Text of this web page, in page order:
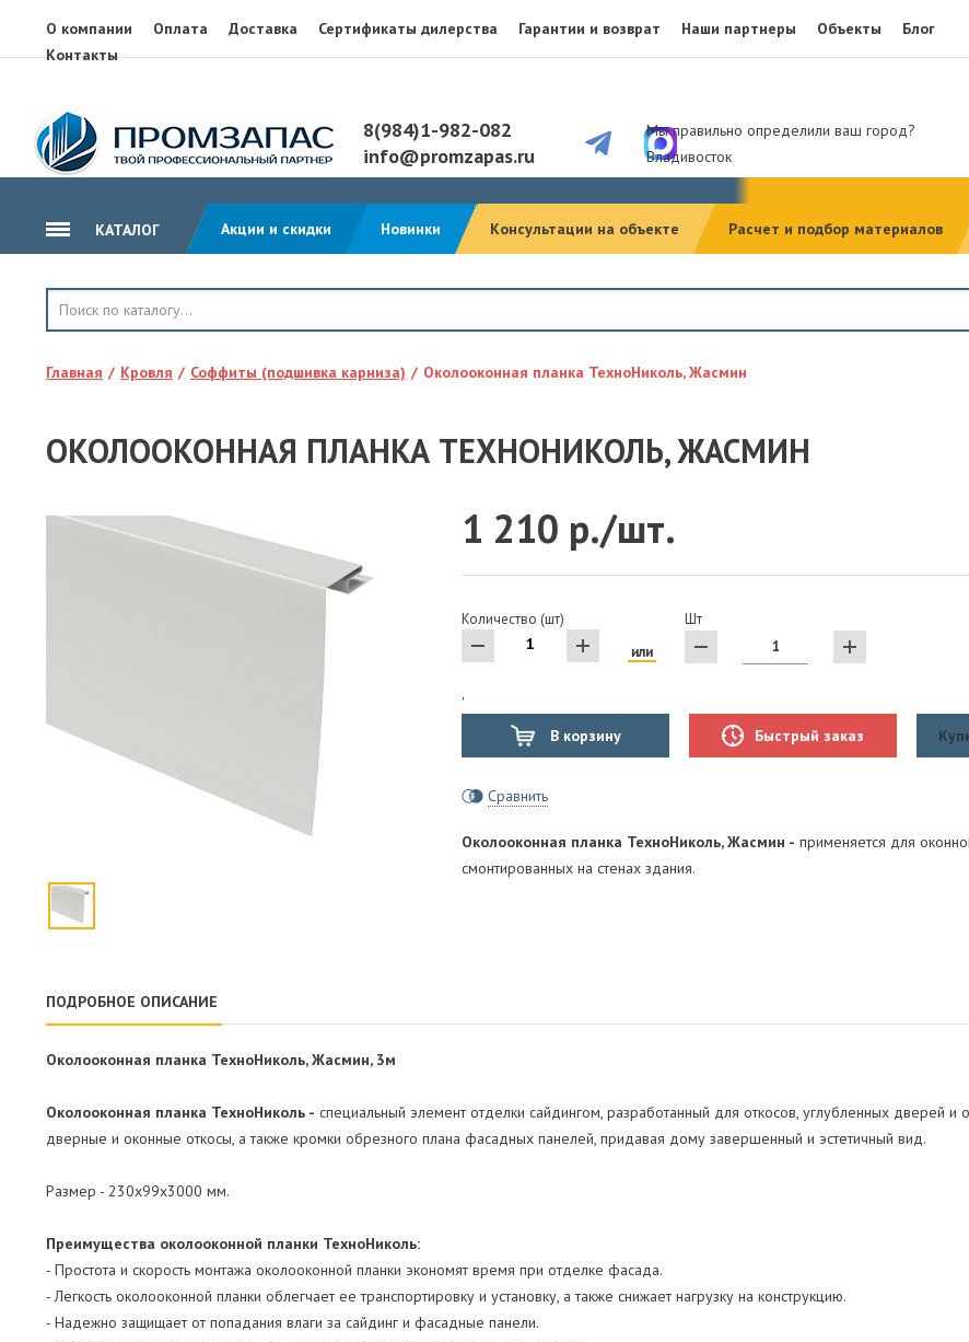
О компании Оплата Доставка Сертификаты дилерства Гарантии и возврат Наши партнеры Объекты
Блог
Контакты
8(984)1-982-082
info@promzapas.ru
Мы правильно определили ваш город?
Владивосток
КАТАЛОГ Акции и скидки Новинки Консультации на объекте Расчет и подбор материалов
ГИДРОИЗОЛЯЦИЯ
ТЕПЛОИЗОЛЯЦИЯ
КЛЕЙ, ПЕНА, ГЕРМЕТИКИ
ПАРОИЗОЛЯЦИЯ И ГИДРОВЕТРОЗАЩИТА
ОГНЕЗАЩИТА, МАТЫ
Главная Кровля Соффиты (подшивка карниза) Околооконная планка ТехноНиколь, Жасмин
ОКОЛООКОННАЯ ПЛАНКА ТЕХНОНИКОЛЬ, ЖАСМИН
1 210 р./шт.
Количество (шт)
или
Шт
'
В корзину Быстрый заказ
Сравнить
Околооконная планка ТехноНиколь, Жасмин - применяется для
смонтированных на стенах здания.
ПОДРОБНОЕ ОПИСАНИЕ
Околооконная планка ТехноНиколь, Жасмин, 3м
Околооконная планка ТехноНиколь - специальный элемент отделки сайдингом, разработанный для откосов, углубленных дверей
дверные и оконные откосы, а также кромки обрезного плана фасадных панелей, придавая дому завершенный и эстетичный вид.
Размер - 230х99х3000 мм.
Преимущества околооконной планки ТехноНиколь:
- Простота и скорость монтажа околооконной планки экономят время при отделке фасада.
- Легкость околооконной планки облегчает ее транспортировку и установку, а также снижает нагрузку на конструкцию.
- Надежно защищает от попадания влаги за сайдинг и фасадные панели.